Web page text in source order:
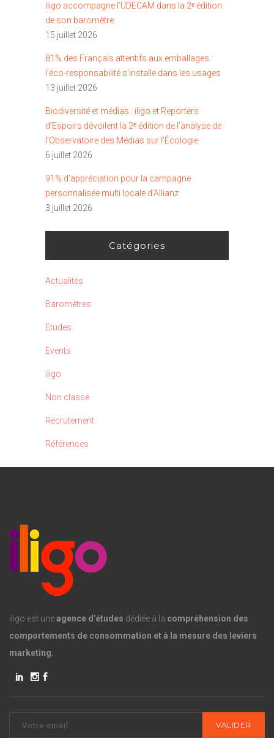
iligo accompagne l’UDECAM dans la 2ᵉ édition
de son baromètre
15 juillet 2026
81% des Français attentifs aux emballages :
l’éco-responsabilité s’installe dans les usages
13 juillet 2026
Biodiversité et médias : iligo et Reporters
d’Espoirs dévoilent la 2ᵉ édition de l’analyse de
l’Observatoire des Médias sur l’Écologie
6 juillet 2026
91% d’appréciation pour la campagne
personnalisée multi locale d’Allianz
3 juillet 2026
Catégories
Actualités
Baromètres
Études
Events
iligo
Non classé
Recrutement
Références
iligo est uneagence d’études dédiée à la compréhension des
comportements de consommation et à la mesure des leviers
marketing.